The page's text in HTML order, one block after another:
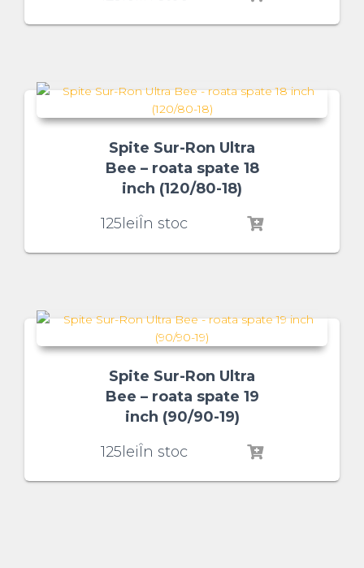
Spite Sur-Ron Ultra
Bee – roata spate 18
inch (120/80-18)
125 leiÎn stoc
Spite Sur-Ron Ultra
Bee – roata spate 19
inch (90/90-19)
125 leiÎn stoc